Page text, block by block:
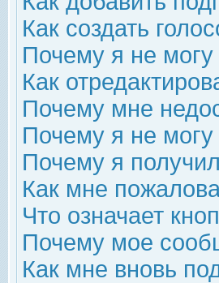
Как создать
Почему я не могу
Как
Почему мне
Почему я не
Почему я
Как мне
Что означает
Почему мое
Как мне вновь